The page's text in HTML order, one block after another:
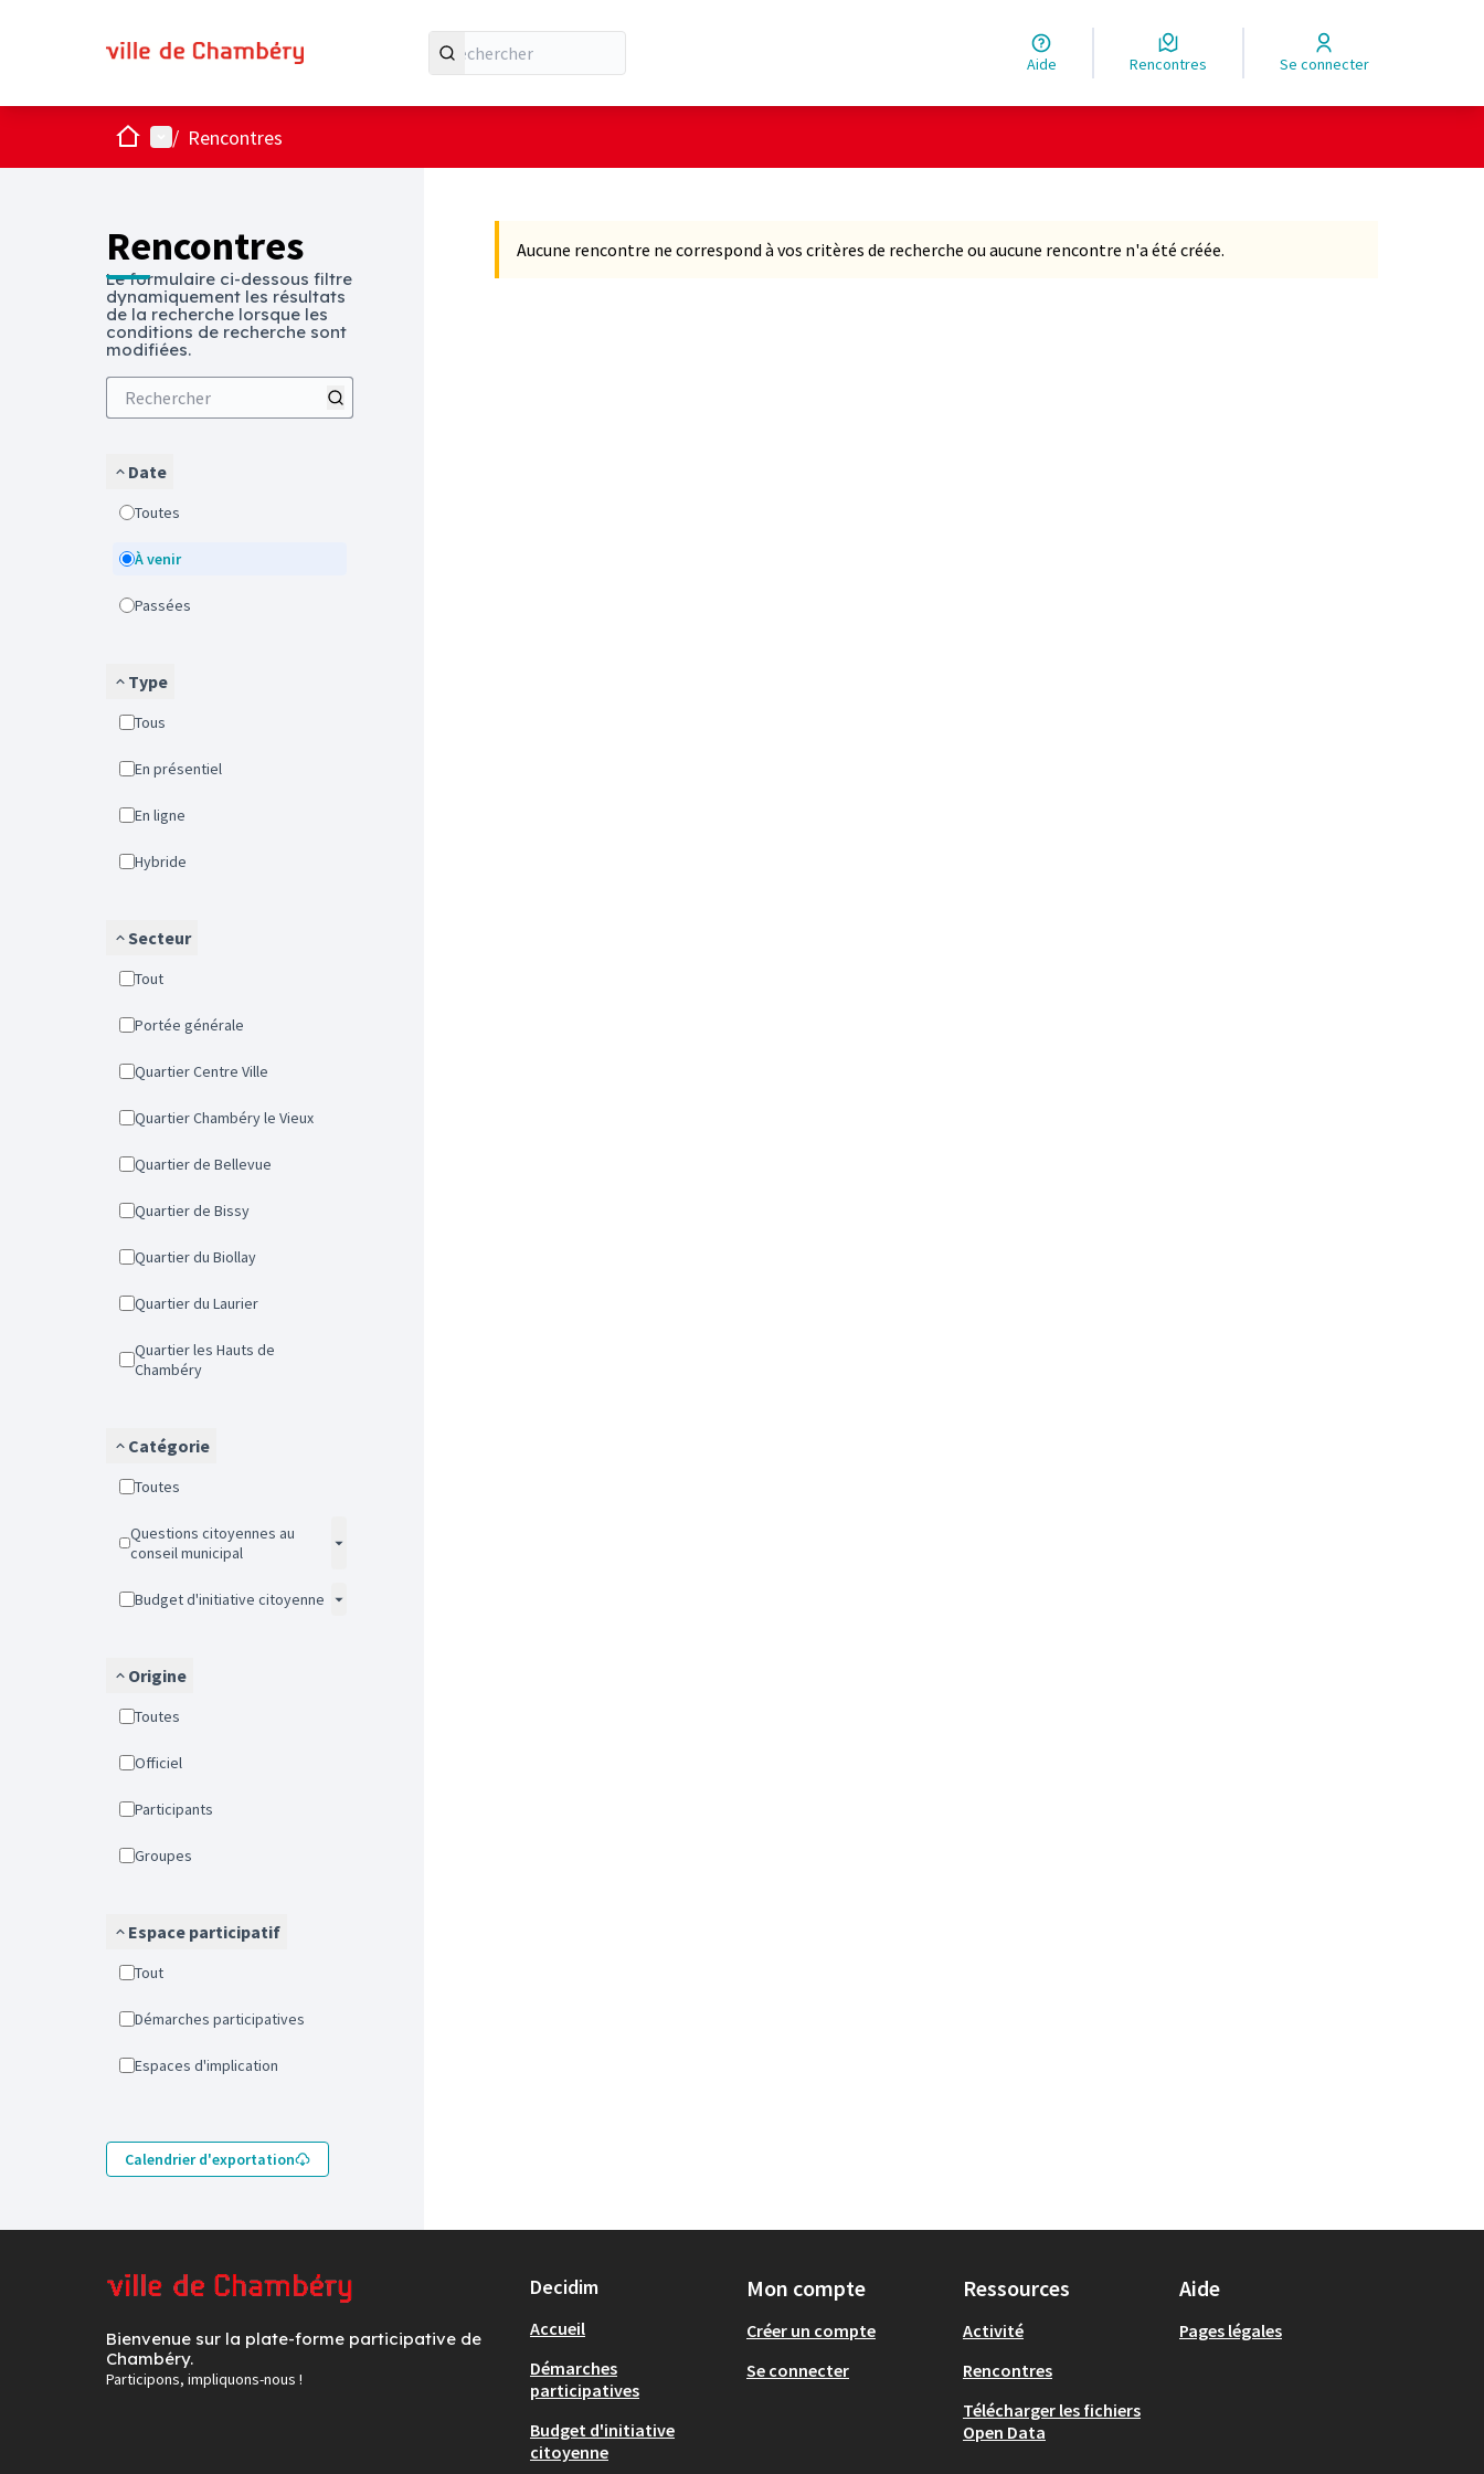
Aide Rencontres Se connecter
AccueilMenu principal
/ Rencontres
Rencontres
Le formulaire ci-dessous filtre
dynamiquement les résultats
de la recherche lorsque les
conditions de recherche sont
modifiées.
Date
Toutes
À venir
Passées
Type
Tous
En présentiel
En ligne
Hybride
Secteur
Tout
Portée générale
Quartier Centre Ville
Quartier Chambéry le Vieux
Quartier de Bellevue
Quartier de Bissy
Quartier du Biollay
Quartier du Laurier
Quartier les Hauts de
Chambéry
Catégorie
Toutes
Questions citoyennes au
conseil municipal
Budget d'initiative citoyenne
Origine
Toutes
Officiel
Participants
Groupes
Espace participatif
Tout
Démarches participatives
Espaces d'implication
Calendrier d'exportation
Aucune rencontre ne correspond à vos critères de recherche ou aucune rencontre n'a été créée.
Bienvenue sur la plate-forme participative de
Chambéry.
Participons, impliquons-nous !
Decidim
Accueil
Démarches
participatives
Budget d'initiative
citoyenne
Mon compte
Créer un compte
Se connecter
Ressources
Activité
Rencontres
Télécharger les fichiers
Open Data
Aide
Pages légales